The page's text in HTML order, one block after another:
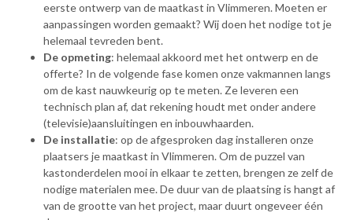
eerste ontwerp van de maatkast in Vlimmeren. Moeten er
aanpassingen worden gemaakt? Wij doen het nodige tot je
helemaal tevreden bent.
De opmeting: helemaal akkoord met het ontwerp en de
offerte? In de volgende fase komen onze vakmannen langs
om de kast nauwkeurig op te meten. Ze leveren een
technisch plan af, dat rekening houdt met onder andere
(televisie)aansluitingen en inbouwhaarden.
De installatie: op de afgesproken dag installeren onze
plaatsers je maatkast in Vlimmeren. Om de puzzel van
kastonderdelen mooi in elkaar te zetten, brengen ze zelf de
nodige materialen mee. De duur van de plaatsing is hangt af
van de grootte van het project, maar duurt ongeveer één